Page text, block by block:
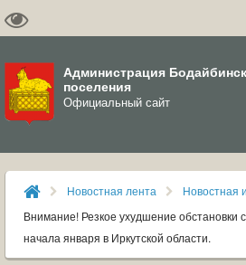
Администрация
поселения
Официальный сайт
ГОРОД
ДУМА
Новостная лента
Новостная
Внимание! Резкое ухудшение
начала января в Иркутской области.